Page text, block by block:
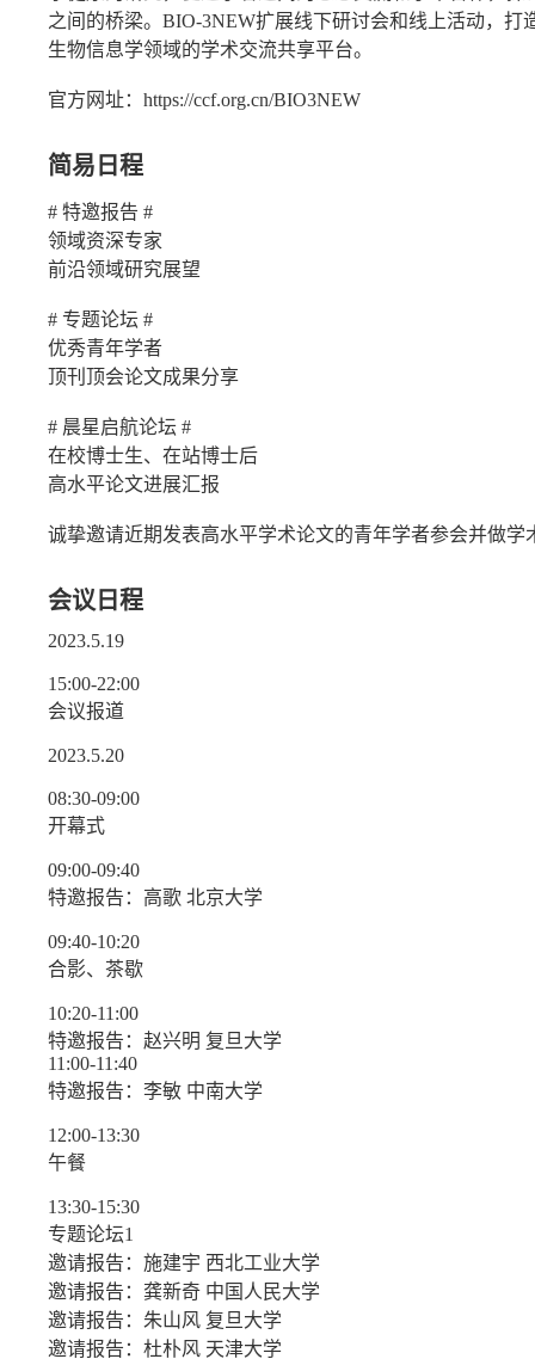
之间的桥梁。BIO-3NEW扩展线下研讨会和线上活动，
生物信息学领域的学术交流共享平台。
官方网址： https://ccf.org.cn/BIO3NEW
简易日程
# 特邀报告 #
领域资深专家
前沿领域研究展望
# 专题论坛 #
优秀青年学者
顶刊顶会论文成果分享
# 晨星启航论坛 #
在校博士生、在站博士后
高水平论文进展汇报
诚挚邀请近期发表高水平学术论文的青年学者参会并做学
会议日程
2023.5.19
15:00-22:00
会议报道
2023.5.20
08:30-09:00
开幕式
09:00-09:40
特邀报告：高歌 北京大学
09:40-10:20
合影、茶歇
10:20-11:00
特邀报告：赵兴明 复旦大学
11:00-11:40
特邀报告：李敏 中南大学
12:00-13:30
午餐
13:30-15:30
专题论坛1
邀请报告：施建宇 西北工业大学
邀请报告：龚新奇 中国人民大学
邀请报告：朱山风 复旦大学
邀请报告：杜朴风 天津大学